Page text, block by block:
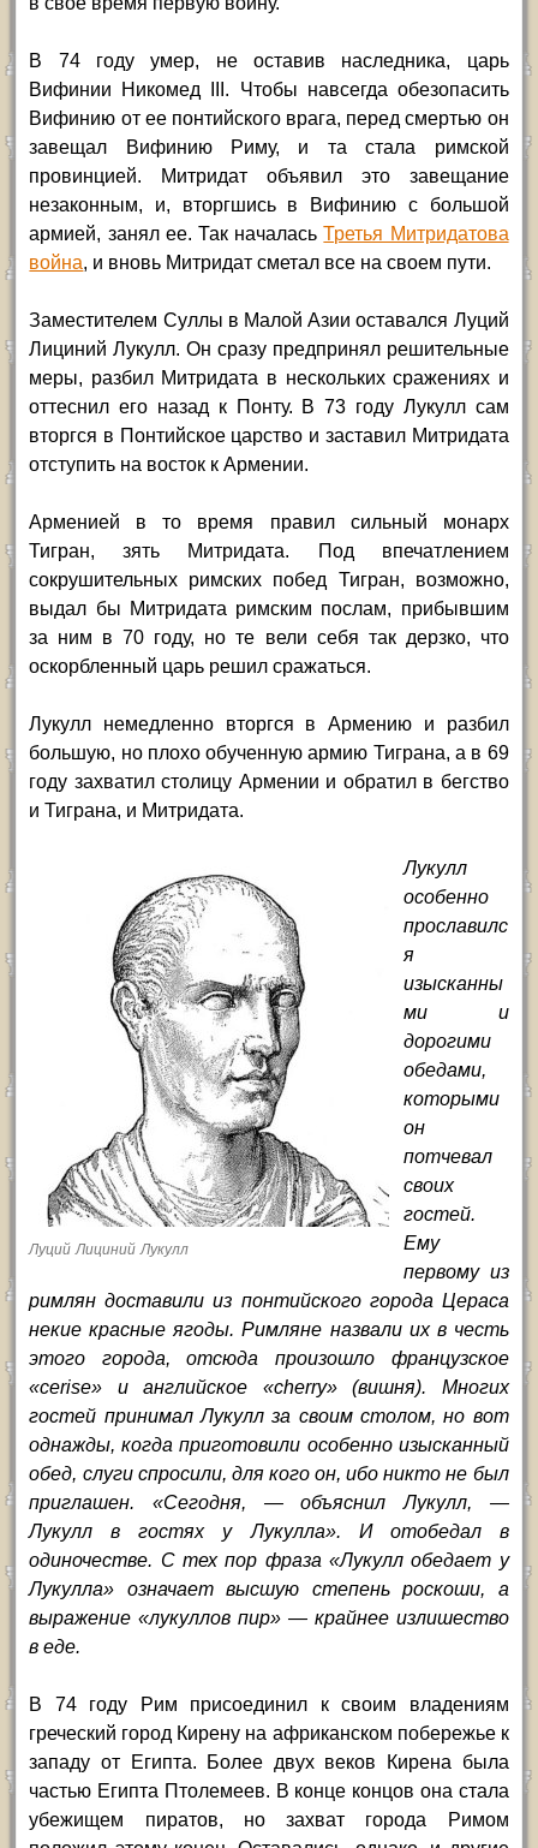
В 74 году умер, не оставив наследника, царь
Вифинии Никомед III. Чтобы навсегда обезопасить
Вифинию от ее понтийского врага, перед смертью он
завещал Вифинию Риму, и та стала римской
провинцией. Митридат объявил это завещание
незаконным, и, вторгшись в Вифинию с большой
армией, занял ее. Так началасьТретья Митридатова
война, и вновь Митридат сметал все на своем пути.
Заместителем Суллы в Малой Азии оставался Луций
Лициний Лукулл. Он сразу предпринял решительные
меры, разбил Митридата в нескольких сражениях и
оттеснил его назад к Понту. В 73 году Лукулл сам
вторгся в Понтийское царство и заставил Митридата
отступить на восток к Армении.
Арменией в то время правил сильный монарх
Тигран, зять Митридата. Под впечатлением
сокрушительных римских побед Тигран, возможно,
выдал бы Митридата римским послам, прибывшим
за ним в 70 году, но те вели себя так дерзко, что
оскорбленный царь решил сражаться.
Лукулл немедленно вторгся в Армению и разбил
большую, но плохо обученную армию Тиграна, а в 69
году захватил столицу Армении и обратил в бегство
и Тиграна, и Митридата.
Луций Лициний Лукулл
Лукулл
особенно
прославилс
я
изысканны
ми и
дорогими
обедами,
которыми
он
потчевал
своих
гостей.
Ему
первому из
римлян доставили из понтийского города Цераса
некие красные ягоды. Римляне назвали их в честь
этого города, отсюда произошло французское
«cerise» и английское «cherry» (вишня). Многих
гостей принимал Лукулл за своим столом, но вот
однажды, когда приготовили особенно изысканный
обед, слуги спросили, для кого он, ибо никто не был
приглашен. «Сегодня, — объяснил Лукулл, —
Лукулл в гостях у Лукулла». И отобедал в
одиночестве. С тех пор фраза «Лукулл обедает у
Лукулла» означает высшую степень роскоши, а
выражение «лукуллов пир» — крайнее излишество
в еде.
В 74 году Рим присоединил к своим владениям
греческий город Кирену на африканском побережье к
западу от Египта. Более двух веков Кирена была
частью Египта Птолемеев. В конце концов она стала
убежищем пиратов, но захват города Римом